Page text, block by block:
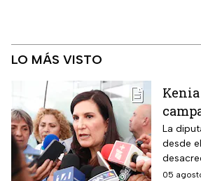
LO MÁS VISTO
La
desde
medios
05